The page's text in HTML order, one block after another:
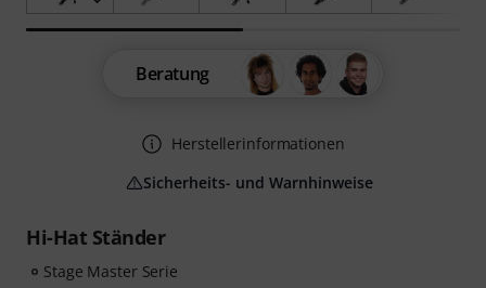
Hi-Hat Ständer
Stage Master Serie
Beratung
Herstellerinformationen
Sicherheits- und Warnhinweise